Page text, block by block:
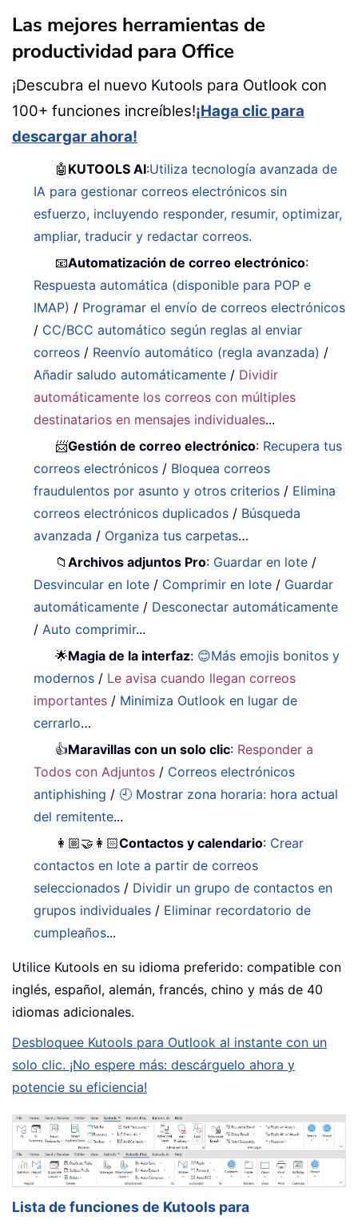
Las mejores herramientas de
productividad para Office
¡Descubra el nuevo Kutools para Outlook con
100+ funciones increíbles!¡Haga clic para
descargar ahora!
🤖 KUTOOLS AI:Utiliza tecnología avanzada de
IA para gestionar correos electrónicos sin
esfuerzo, incluyendo responder, resumir, optimizar,
ampliar, traducir y redactar correos.
📧Automatización de correo electrónico:
Respuesta automática (disponible para POP e
IMAP) / Programar el envío de correos electrónicos
/ CC/BCC automático según reglas al enviar
correos / Reenvío automático (regla avanzada) /
Añadir saludo automáticamente / Dividir
automáticamente los correos con múltiples
destinatarios en mensajes individuales...
📨Gestión de correo electrónico: Recupera tus
correos electrónicos / Bloquea correos
fraudulentos por asunto y otros criterios / Elimina
correos electrónicos duplicados / Búsqueda
avanzada / Organiza tus carpetas…
📁Archivos adjuntos Pro: Guardar en lote /
Desvincular en lote / Comprimir en lote / Guardar
automáticamente / Desconectar automáticamente
/Auto comprimir...
🌟Magia de la interfaz: 😊Más emojis bonitos y
modernos / Le avisa cuando llegan correos
importantes / Minimiza Outlook en lugar de
cerrarlo…
👍Maravillas con un solo clic: Responder a
Todos con Adjuntos / Correos electrónicos
antiphishing / 🕘 Mostrar zona horaria: hora actual
del remitente...
👩🏼‍🤝‍👩🏻Contactos y calendario: Crear
contactos en lote a partir de correos
seleccionados / Dividir un grupo de contactos en
grupos individuales / Eliminar recordatorio de
cumpleaños...
Utilice Kutools en su idioma preferido: compatible con
inglés, español, alemán, francés, chino y más de 40
idiomas adicionales.
Desbloquee Kutools para Outlook al instante con un
solo clic. ¡No espere más: descárguelo ahora y
potencie su eficiencia!
Lista de funciones de Kutools para